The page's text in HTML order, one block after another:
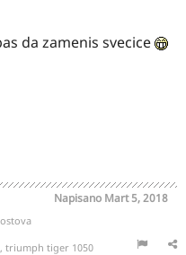
da zamenis svecice
Napisano Mart 5, 2018
triumph tiger 1050